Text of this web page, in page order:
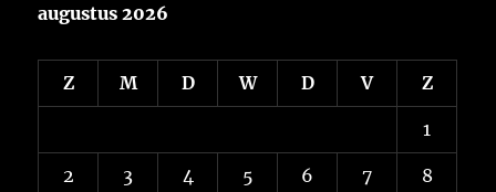
augustus 2026
Z M D W D V Z
1
2 3 4 5 6 7 8